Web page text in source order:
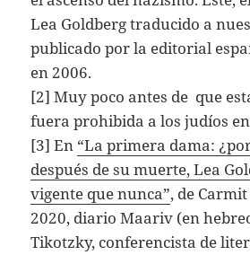
Lea Goldberg traducido a
publicado por la editorial
en 2006.
[2] Muy poco antes de que
fuera prohibida a los judíos
[3] En “La primera dama:
después de su muerte, Lea
vigente que nunca”, de
2020, diario Maariv (en
Tikotzky, conferencista de